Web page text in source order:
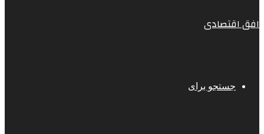
افق اقتصادی
جستجو برای